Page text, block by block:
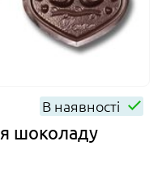
В наявності
шоколаду